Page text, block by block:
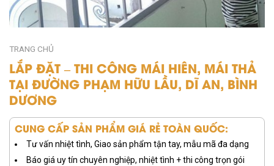
TRANG CHỦ
LẮP ĐẶT – THI CÔNG MÁI HIÊN, MÁI THẢ
TẠI ĐƯỜNG PHẠM HỮU LẦU, DĨ AN, BÌNH
DƯƠNG
CUNG CẤP SẢN PHẨM GIÁ RẺ TOÀN QUỐC:
Tư vấn nhiệt tình, Giao sản phẩm tận tay, mẫu mã đa dạng
Báo giá uy tín chuyên nghiệp, nhiệt tình + thi công trọn gói